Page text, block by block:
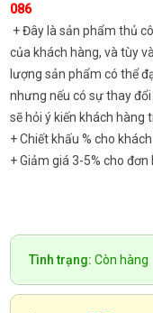
086
+ Đây là sản phẩm thủ
của khách hàng, và tùy
lượng sản phẩm có thể
nhưng nếu có sự thay
sẽ hỏi ý kiến khách hàng
+ Chiết khấu % cho
+ Giảm giá 3-5% cho đơn
Tình trạng: Còn hàng